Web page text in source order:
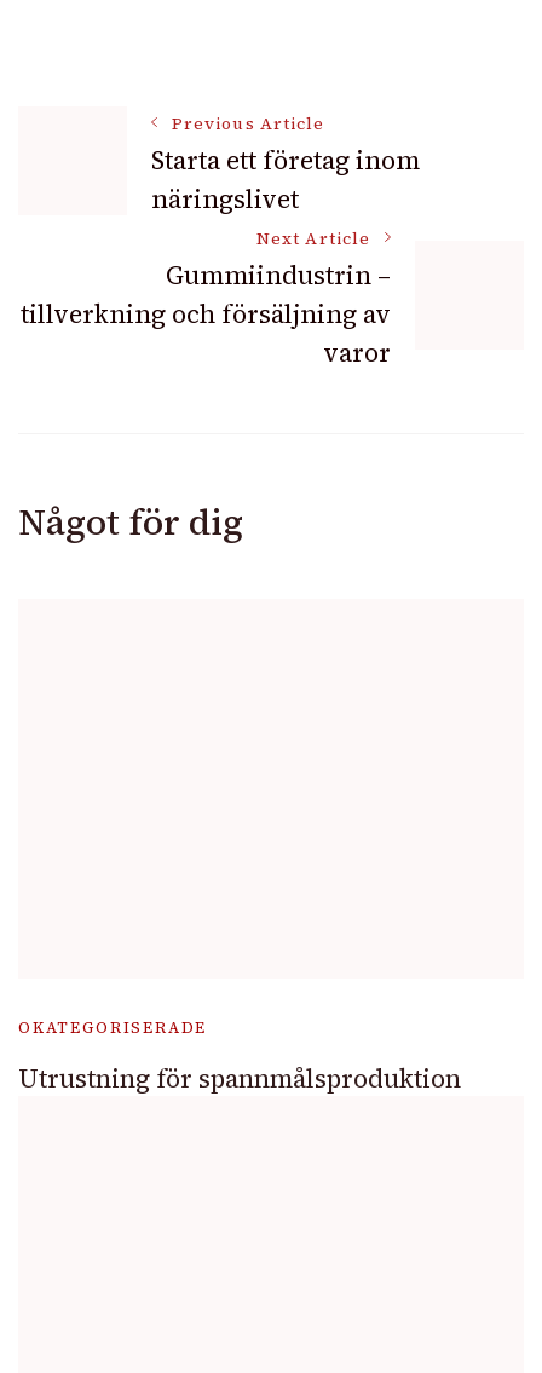
Navigation
Previous Article
Starta ett företag inom
näringslivet
Next Article
Gummiindustrin –
tillverkning och försäljning av
varor
Något för dig
OKATEGORISERADE
Utrustning för spannmålsproduktion